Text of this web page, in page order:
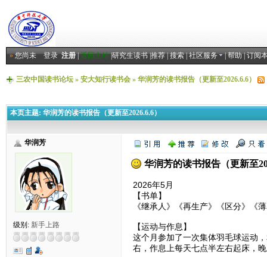
»您尚未登录 注册|返回主站|研究生读书|推荐|搜索|社区服务 |帮助|订阅
三农中国读书论坛» 安大知行读书会» 华润芳的读书报告（更新至2026.6.6）
本页主题: 华润芳的读书报告（更新至2026.6.6）
华润芳
级别: 新手上路
华润芳的读书报告（更新至
2026年5月
【书单】
《继承人》《再生产》《区分》《
【运动与作息】
这个月参加了一次集体羽毛球运动
右，作息上每天七点半左右起床，